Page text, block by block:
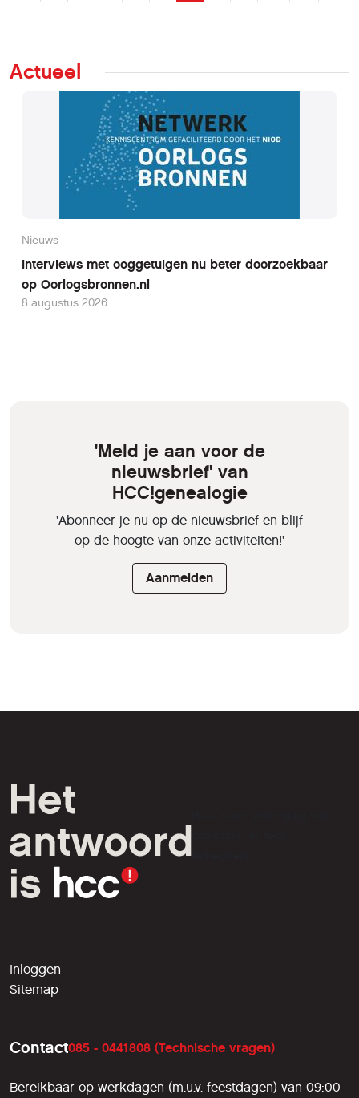
Actueel
Nieuws
Interviews met ooggetuigen nu beter doorzoekbaar
op Oorlogsbronnen.nl
8 augustus 2026
'Meld je aan voor de
nieuwsbrief' van
HCC!genealogie
'Abonneer je nu op de nieuwsbrief en blijf
op de hoogte van onze activiteiten!'
Aanmelden
liefhebbers.
Inloggen
Sitemap
Contact085 - 0441808 (Technische vragen)
Bereikbaar op werkdagen (m.u.v. feestdagen) van 09:00